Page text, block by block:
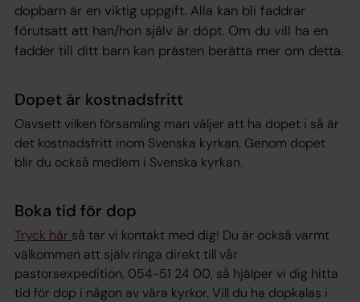
dopbarn är en viktig uppgift. Alla kan bli faddrar
förutsatt att han/hon själv är döpt. Om du vill ha en
fadder till ditt barn kan prästen berätta mer om detta.
Dopet är kostnadsfritt
Oavsett vilken församling man väljer att ha dopet i så är
det kostnadsfritt inom Svenska kyrkan. Genom dopet
blir du också medlem i Svenska kyrkan.
Boka tid för dop
Tryck här så tar vi kontakt med dig! Du är också varmt
välkommen att själv ringa direkt till vår
pastorsexpedition, 054-51 24 00, så hjälper vi dig hitta
tid för dop i någon av våra kyrkor. Vill du ha dopkalas i